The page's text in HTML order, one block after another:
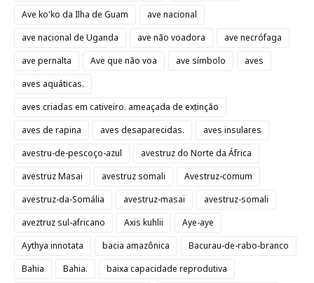
Ave ko'ko da Ilha de Guam
ave nacional
ave nacional de Uganda
ave não voadora
ave necrófaga
ave pernalta
Ave que não voa ave símbolo
aves
aves aquáticas.
aves criadas em cativeiro. ameaçada de extinção
aves de rapina
aves desaparecidas.
aves insulares
avestru-de-pescoço-azul
avestruz do Norte da África
avestruz Masai
avestruz somali
Avestruz-comum
avestruz-da-Somália
avestruz-masai
avestruz-somali
aveztruz sul-africano
Axis kuhlii
Aye-aye
Aythya innotata
bacia amazônica
Bacurau-de-rabo-branco
Bahia
Bahia.
baixa capacidade reprodutiva